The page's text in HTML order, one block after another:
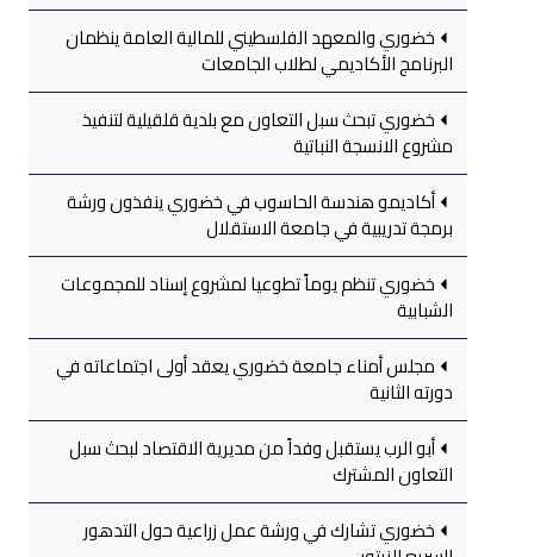
خضوري والمعهد الفلسطيني للمالية العامة ينظمان
البرنامج الأكاديمي لطلاب الجامعات
خضوري تبحث سبل التعاون مع بلدية قلقيلية لتنفيذ
مشروع الانسجة النباتية
أكاديمو هندسة الحاسوب في خضوري ينفذون ورشة
برمجة تدريبية في جامعة الاستقلال
خضوري تنظم يوماً تطوعيا لمشروع إسناد للمجموعات
الشبابية
مجلس أمناء جامعة خضوري يعقد أولى اجتماعاته في
دورته الثانية
أبو الرب يستقبل وفداً من مديرية الاقتصاد لبحث سبل
التعاون المشترك
خضوري تشارك في ورشة عمل زراعية حول التدهور